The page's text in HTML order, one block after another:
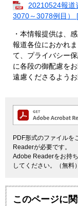
20210524報道
3070～3078例目）
・本情報提供は、
報道各位におかれ
て、プライバシー
に各段の御配慮を
遠慮くださるようお
PDF形式のファイルを
Readerが必要です。
Adobe Readerをお持
してください。（無料）
このページに